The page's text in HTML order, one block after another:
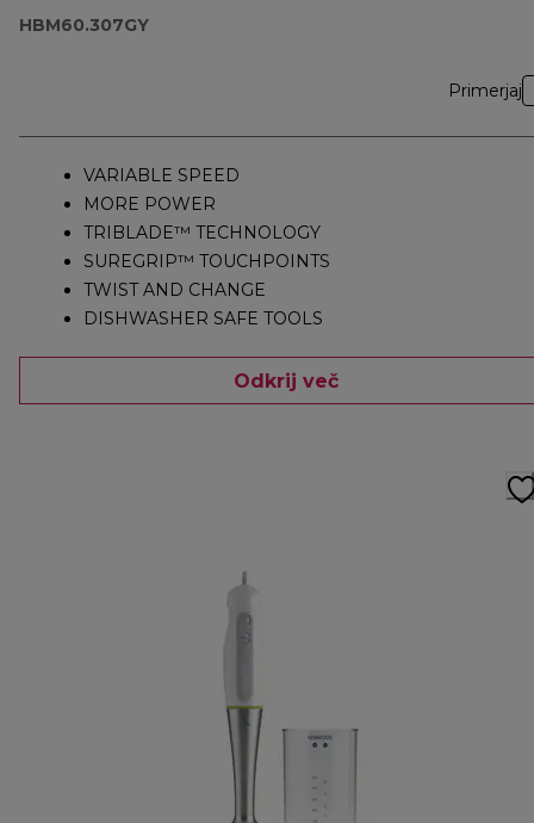
HBM60.307GY
Primerjaj
VARIABLE SPEED
MORE POWER
TRIBLADE™ TECHNOLOGY
SUREGRIP™ TOUCHPOINTS
TWIST AND CHANGE
DISHWASHER SAFE TOOLS
Odkrij več